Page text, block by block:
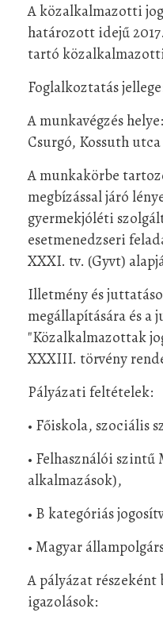
A közalkalmazotti
határozott idejű
tartó
Foglalkoztatás
A munkavégzés
Csurgó, Kossuth utca
A munkakörbe
megbízással járó
gyermekjóléti
esetmenedzseri
XXXI. tv. (Gyvt)
Illetmény és
megállapítására és a
"Közalkalmazottak
XXXIII. törvény
Pályázati feltételek:
• Főiskola, szociális
• Felhasználói
alkalmazások),
• B kategóriás
• Magyar
A pályázat
igazolások: